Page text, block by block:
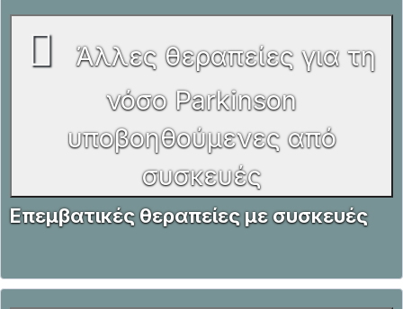
Άλλες θεραπείες για τη
νόσο Parkinson
υποβοηθούμενες από
συσκευές
Επεμβατικές θεραπείες με συσκευές